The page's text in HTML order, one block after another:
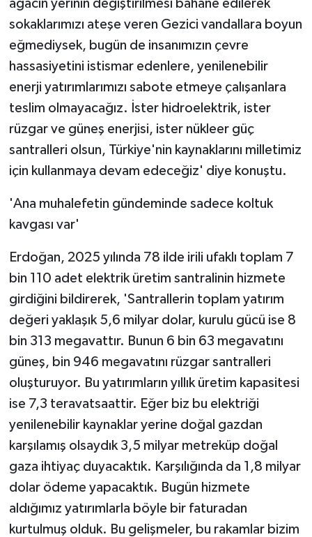
ağacın yerinin değiştirilmesi bahane edilerek
sokaklarımızı ateşe veren Gezici vandallara boyun
eğmediysek, bugün de insanımızın çevre
hassasiyetini istismar edenlere, yenilenebilir
enerji yatırımlarımızı sabote etmeye çalışanlara
teslim olmayacağız. İster hidroelektrik, ister
rüzgar ve güneş enerjisi, ister nükleer güç
santralleri olsun, Türkiye'nin kaynaklarını milletimiz
için kullanmaya devam edeceğiz' diye konuştu.
'Ana muhalefetin gündeminde sadece koltuk
kavgası var'
Erdoğan, 2025 yılında 78 ilde irili ufaklı toplam 7
bin 110 adet elektrik üretim santralinin hizmete
girdiğini bildirerek, 'Santrallerin toplam yatırım
değeri yaklaşık 5,6 milyar dolar, kurulu gücü ise 8
bin 313 megavattır. Bunun 6 bin 63 megavatını
güneş, bin 946 megavatını rüzgar santralleri
oluşturuyor. Bu yatırımların yıllık üretim kapasitesi
ise 7,3 teravatsaattir. Eğer biz bu elektriği
yenilenebilir kaynaklar yerine doğal gazdan
karşılamış olsaydık 3,5 milyar metreküp doğal
gaza ihtiyaç duyacaktık. Karşılığında da 1,8 milyar
dolar ödeme yapacaktık. Bugün hizmete
aldığımız yatırımlarla böyle bir faturadan
kurtulmuş olduk. Bu gelişmeler, bu rakamlar bizim